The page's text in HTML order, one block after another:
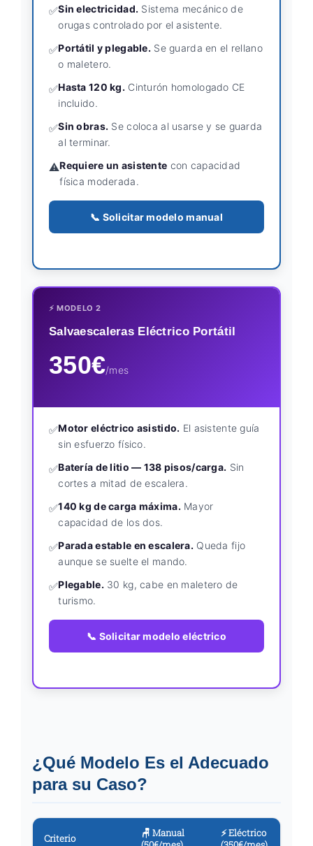
✅Sin electricidad. Sistema mecánico de
orugas controlado por el asistente.
✅Portátil y plegable. Se guarda en el rellano
o maletero.
✅Hasta 120 kg. Cinturón homologado CE
incluido.
✅Sin obras. Se coloca al usarse y se guarda
al terminar.
⚠️Requiere un asistente con capacidad
física moderada.
📞 Solicitar modelo manual
⚡ MODELO 2
Salvaescaleras Eléctrico Portátil
350€/mes
✅Motor eléctrico asistido. El asistente guía
sin esfuerzo físico.
✅Batería de litio — 138 pisos/carga. Sin
cortes a mitad de escalera.
✅140 kg de carga máxima. Mayor
capacidad de los dos.
✅Parada estable en escalera. Queda fijo
aunque se suelte el mando.
✅Plegable. 30 kg, cabe en maletero de
turismo.
📞 Solicitar modelo eléctrico
¿Qué Modelo Es el Adecuado
para su Caso?
Criterio
🪑 Manual
⚡ Eléctrico